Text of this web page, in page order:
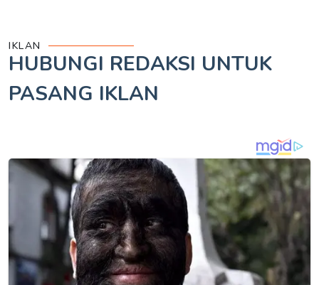
IKLAN
HUBUNGI REDAKSI UNTUK
PASANG IKLAN